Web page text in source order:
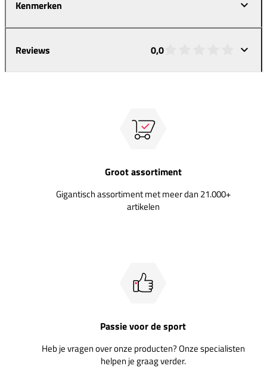
Kenmerken
Reviews 0,0
Groot assortiment
Gigantisch assortiment met meer dan 21.000+
artikelen
Passie voor de sport
Heb je vragen over onze producten? Onze specialisten
helpen je graag verder.